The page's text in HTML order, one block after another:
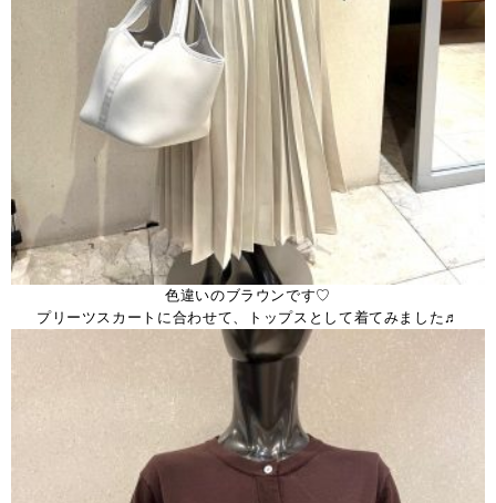
色違いのブラウンです♡
プリーツスカートに合わせて、トップスとして着てみました♬